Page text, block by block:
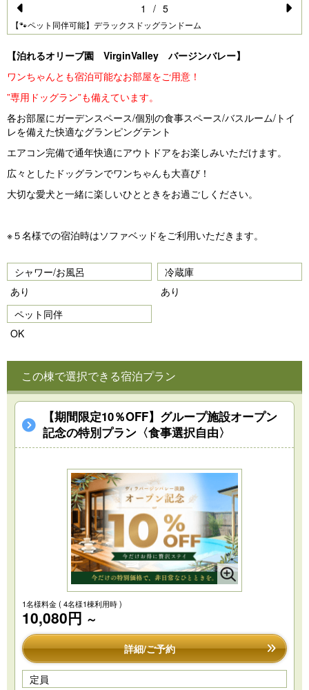
Pr
e
vi
u
s
【🐾ペット同伴可能】デラックスドッグランドーム
1 / 5
【泊れるオリーブ園 VirginValley バージンバレー】
ワンちゃんとも宿泊可能なお部屋をご用意！
”専用ドッグラン”も備えています。
各お部屋にガーデンスペース/個別の食事スペース/バスルーム/トイ
レを備えた快適なグランピングテント
エアコン完備で通年快適にアウトドアをお楽しみいただけます。
広々としたドッグランでワンちゃんも大喜び！
大切な愛犬と一緒に楽しいひとときをお過ごしください。
※５名様での宿泊時はソファベッドをご利用いただきます。
シャワー/お風呂
あり
冷蔵庫
あり
ペット同伴
OK
この棟で選択できる宿泊プラン
【期間限定10％OFF】グループ施設オープン
記念の特別プラン〈食事選択自由〉
1名様料金( 4名様1棟利用時 )
10,080円 ～
詳細/ご予約
定員